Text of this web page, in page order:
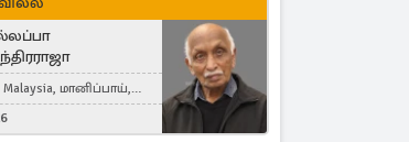
மானிப்பாய்,
London, United